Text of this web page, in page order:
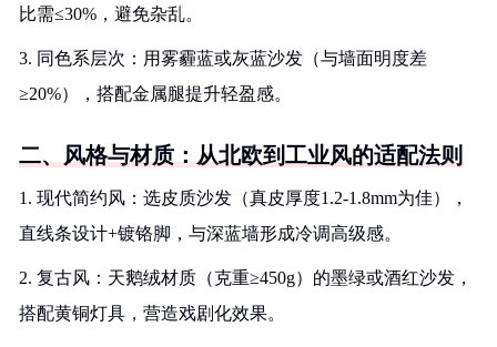
比需≤30%，避免杂乱。
3. 同色系层次：用雾霾蓝或灰蓝沙发（与墙面明度差
≥20%），搭配金属腿提升轻盈感。
二、风格与材质：从北欧到工业风的适配法则
1. 现代简约风：选皮质沙发（真皮厚度1.2-1.8mm为佳），
直线条设计+镀铬脚，与深蓝墙形成冷调高级感。
2. 复古风：天鹅绒材质（克重≥450g）的墨绿或酒红沙发，
搭配黄铜灯具，营造戏剧化效果。